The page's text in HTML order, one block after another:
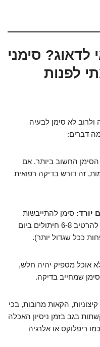
לדאוג? סימני
לפנות
ולרוב לא סימן לבעיה
דברים:
החשוב ביותר. אם
זה דורש בדיקה רפואית
יורד: סימן להתייבשות
אפשרית. תינוק שאוכל מספיק צריך להרטיב 6-8 חיתולים ביום
ככל שגדול יותר).
אוכל מספיק יהיה חלש,
שמחייב בדיקה.
הקאות מרובות, בכי
בגב בזמן ניסיון האכלה
ריפלוקס או אלרגיה